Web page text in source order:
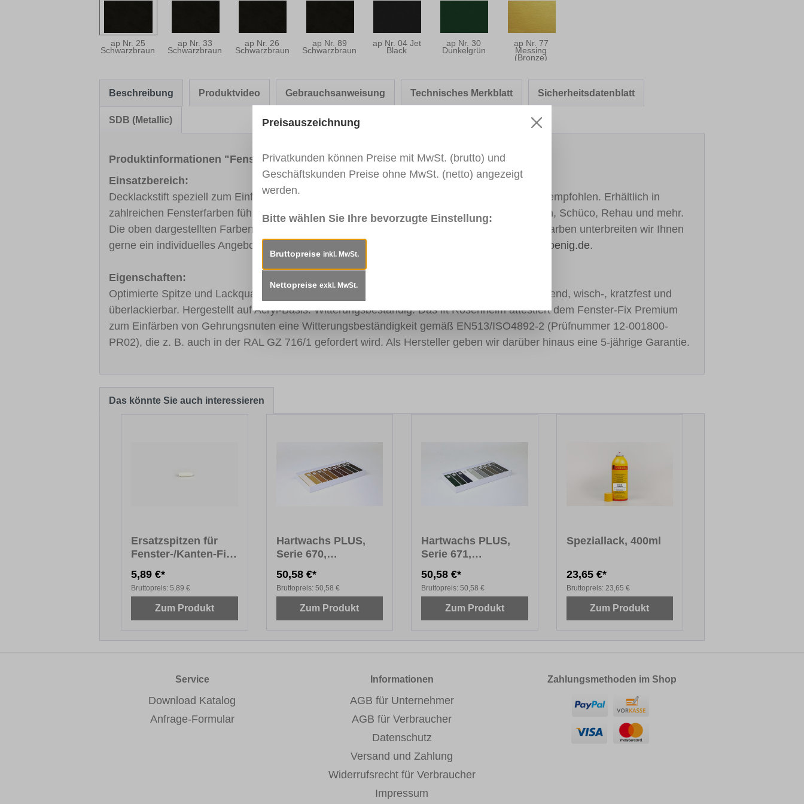
ap Nr. 25
Schwarzbraun
ap Nr. 33
Schwarzbraun
ap Nr. 26
Schwarzbraun
ap Nr. 89
Schwarzbraun
ap Nr. 04 Jet
Black
ap Nr. 30
Dunkelgrün
ap Nr. 77
Messing
(Bronze)
Beschreibung Produktvideo Gebrauchsanweisung Technisches Merkblatt Sicherheitsdatenblatt
SDB (Metallic)
Produktinformationen "Fenster-Fix PREMIUM - ALUPLAST"
Einsatzbereich:
Decklackstift speziell zum Einfärben von Gehrungsnuten. Für den Innen- und Außenbereich empfohlen. Erhältlich in
zahlreichen Fensterfarben führender Hersteller wie bspw. Renolit, Cova, Hornschuch, Gealan, Schüco, Rehau und mehr.
Die oben dargestellten Farben sind sofort lagernd und als Einzelstift verfügbar. Für weitere Farben unterbreiten wir Ihnen
gerne ein individuelles Angebot. Schicken Sie uns dazu Ihre Anfrage an:
vertrieb@heinrich-koenig.de.
Eigenschaften:
Optimierte Spitze und Lackqualität sorgen für einen kontinuierlichen Lackfluss. Schnelltrocknend, wisch-, kratzfest und
überlackierbar. Hergestellt auf Acryl-Basis. Witterungsbeständig: Das ift Rosenheim attestiert dem Fenster-Fix Premium
zum Einfärben von Gehrungsnuten eine Witterungsbeständigkeit gemäß EN513/ISO4892-2 (Prüfnummer 12-001800-
PR02), die z. B. auch in der RAL GZ 716/1 gefordert wird. Als Hersteller geben wir darüber hinaus eine 5-jährige Garantie.
Das könnte Sie auch interessieren
Ersatzspitzen für
Fenster-/Kanten-Fix
5,89 €*
Bruttopreis: 5,89 €
Zum Produkt
Hartwachs PLUS,
Serie 670,
10 x 8 cm
50,58 €*
Bruttopreis: 50,58 €
Zum Produkt
Hartwachs PLUS,
Serie 671,
10 x 8 cm
50,58 €*
Bruttopreis: 50,58 €
Zum Produkt
Speziallack, 400ml
23,65 €*
Bruttopreis: 23,65 €
Zum Produkt
Service
Download Katalog
Anfrage-Formular
Informationen
AGB für Unternehmer
AGB für Verbraucher
Datenschutz
Versand und Zahlung
Widerrufsrecht für Verbraucher
Impressum
Zahlungsmethoden im Shop
Preisauszeichnung
Privatkunden können Preise mit MwSt. (brutto) und
Geschäftskunden Preise ohne MwSt. (netto) angezeigt
werden.
Bitte wählen Sie Ihre bevorzugte Einstellung:
Bruttopreise inkl. MwSt.
Nettopreise exkl. MwSt.